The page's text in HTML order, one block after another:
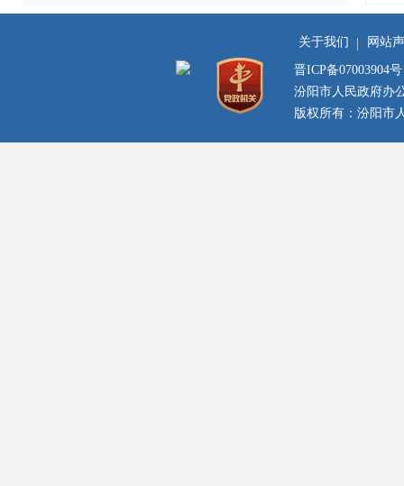
关于我们 网站
晋ICP备07003904号
汾阳市人民政府办
版权所有：汾阳市